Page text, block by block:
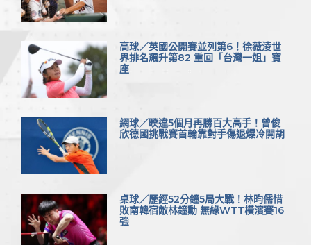
高球／英國公開賽並列第6！徐薇淩世
界排名飆升第82 重回「台灣一姐」寶
座
網球／暌違5個月再勝百大高手！曾俊
欣德國挑戰賽首輪靠對手傷退爆冷開胡
桌球／歷經52分鐘5局大戰！林昀儒惜
敗南韓宿敵林鐘勳 無緣WTT橫濱賽16
強